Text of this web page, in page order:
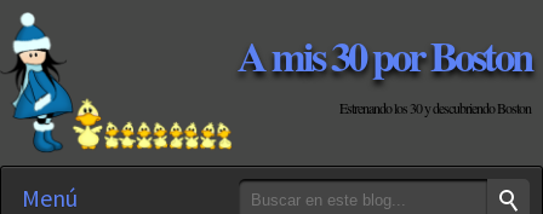
A mis 30 por Boston
Estrenando los 30 y descubriendo Boston
Menú